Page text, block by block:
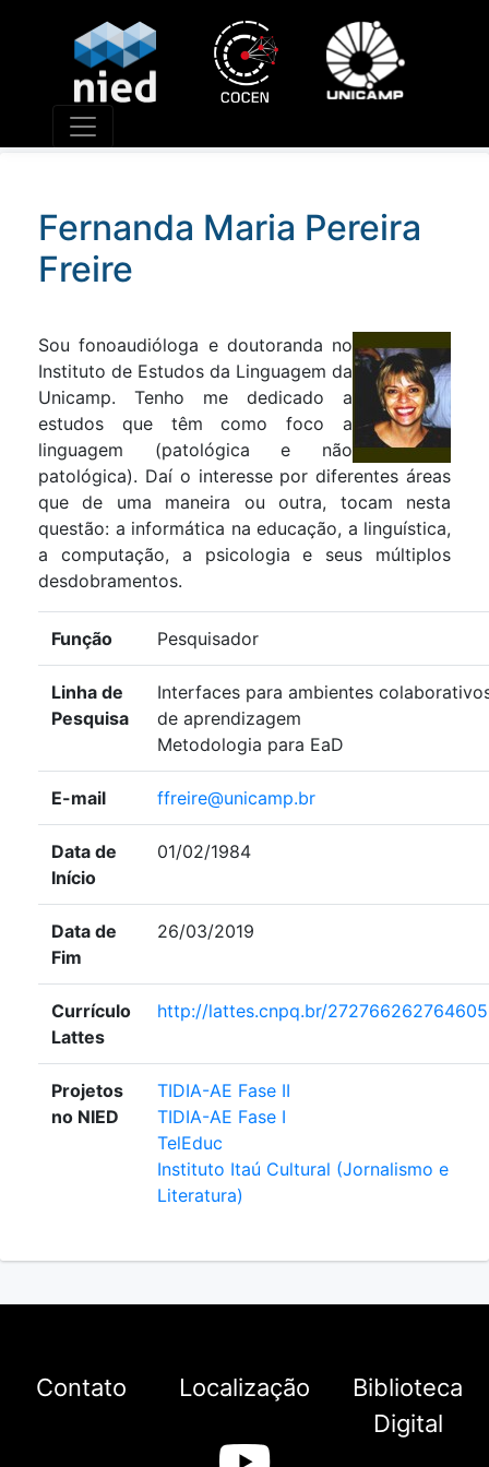
Núcleo de Informática Aplicada à Educação
A missão do NIED é "construir e difundir
sobre as relações entre a educação, a sociedade e a
tecnologia por meio de pesquisas e
de tecnologias e metodologias de forma integrada
Fernanda Maria Pereira
Freire
Sou fonoaudióloga e doutoranda no
Instituto de Estudos da Linguagem da
Unicamp. Tenho me dedicado a
estudos que têm como foco a
linguagem (patológica e não
patológica). Daí o interesse por diferentes áreas
que de uma maneira ou outra, tocam nesta
questão: a informática na educação, a linguística,
a computação, a psicologia e seus múltiplos
desdobramentos.
Função Pesquisador
Linha de
Pesquisa
Interfaces para ambientes
de aprendizagem
Metodologia para EaD
E-mail ffreire@unicamp.br
Data de
Início
01/02/1984
Data de
Fim
26/03/2019
Currículo
Lattes
http://lattes.cnpq.br/
Projetos
no NIED
TIDIA-AE Fase II
TIDIA-AE Fase I
TelEduc
Instituto Itaú Cultural (Jornalismo e
Literatura)
Contato Localização
Biblioteca
Digital